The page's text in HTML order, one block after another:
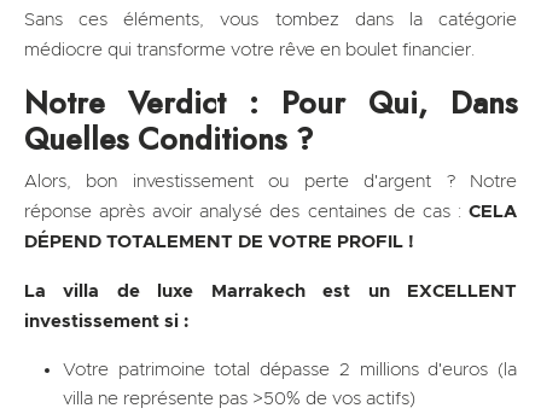
Sans ces éléments, vous tombez dans la catégorie
médiocre qui transforme votre rêve en boulet financier.
Notre Verdict : Pour Qui, Dans
Quelles Conditions ?
Alors, bon investissement ou perte d'argent ? Notre
réponse après avoir analysé des centaines de cas : CELA
DÉPEND TOTALEMENT DE VOTRE PROFIL !
La villa de luxe Marrakech est un EXCELLENT
investissement si :
Votre patrimoine total dépasse 2 millions d'euros (la
villa ne représente pas >50% de vos actifs)